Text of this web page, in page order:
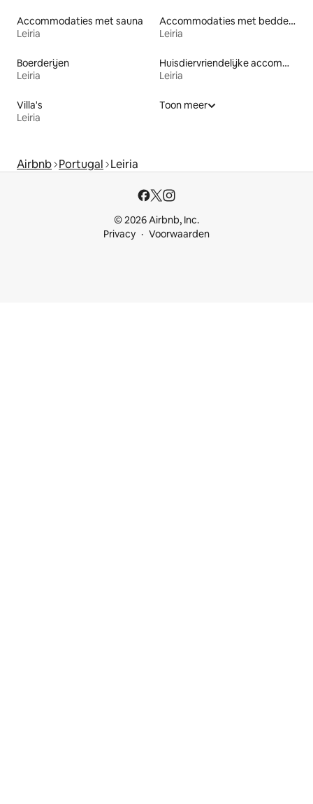
Accommodaties met sauna
Leiria
Accommodaties met bedden op toegankelijke hoogte
Leiria
Boerderijen
Leiria
Huisdiervriendelijke accommodaties
Leiria
Villa's
Leiria
Toon meer
Airbnb Portugal Leiria
© 2026 Airbnb, Inc.
Privacy
Voorwaarden